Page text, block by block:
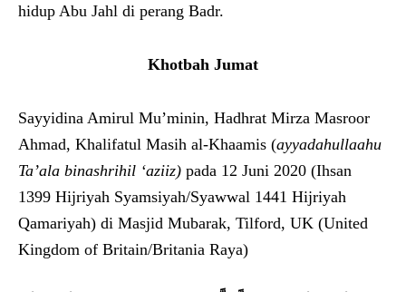
hidup Abu Jahl di perang Badr.
Khotbah Jumat
Sayyidina Amirul Mu’minin, Hadhrat Mirza Masroor
Ahmad, Khalifatul Masih al-Khaamis (ayyadahullaahu
Ta’ala binashrihil ‘aziiz) pada 12 Juni 2020 (Ihsan
1399 Hijriyah Syamsiyah/Syawwal 1441 Hijriyah
Qamariyah) di Masjid Mubarak, Tilford, UK (United
Kingdom of Britain/Britania Raya)